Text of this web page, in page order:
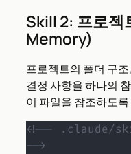
Skill 2: 프로
Memory)
프로젝트의 폴더 구
결정 사항을 하나의
이 파일을 참조하도록
<!-- .claude/
-->